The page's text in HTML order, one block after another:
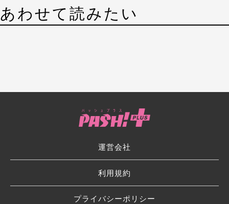
あわせて読みたい
運営会社
利用規約
プライバシーポリシー